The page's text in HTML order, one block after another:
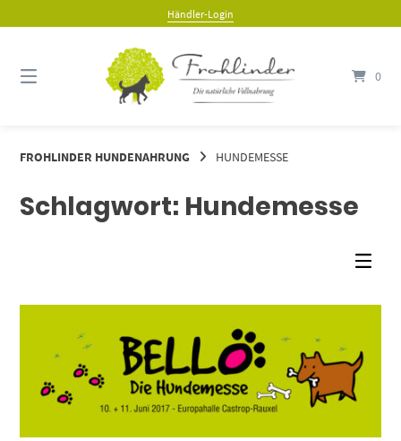
zum
Händler-Login
0
FROHLINDER HUNDENAHRUNG HUNDEMESSE
Schlagwort: Hundemesse